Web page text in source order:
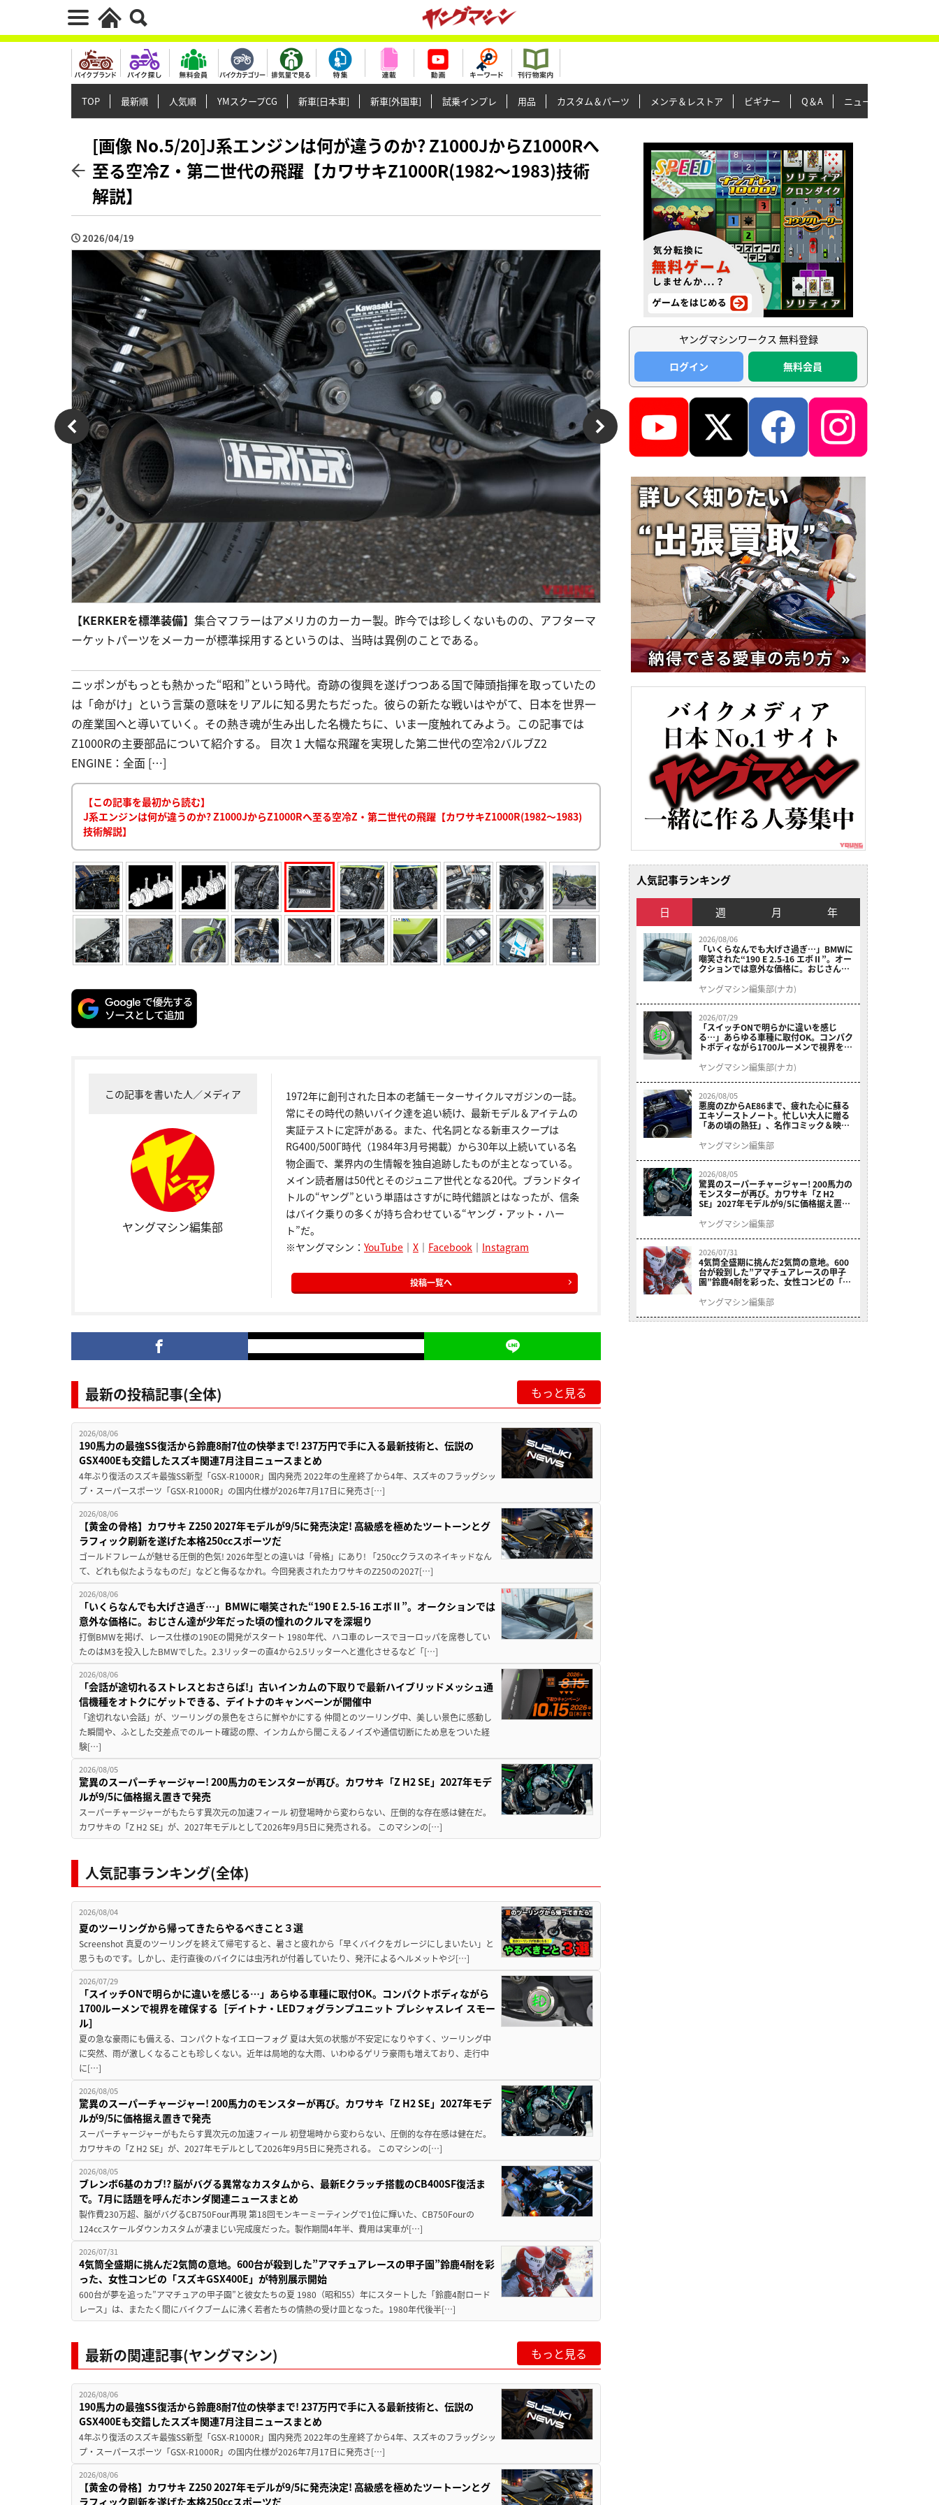
TOP 最新順 人気順 YMスクープCG 新車[日本車] 新車[外国車] 試乗インプレ 用品 カスタム＆パーツ メンテ＆レストア ビギナー Q＆A ニュース＆トピックス
[画像 No.5/20]J系エンジンは何が違うのか? Z1000JからZ1000Rへ
至る空冷Z・第二世代の飛躍【カワサキZ1000R(1982～1983)技術
解説】
2026/04/19
【KERKERを標準装備】 集合マフラーはアメリカのカーカー製。昨今では珍しくないものの、アフターマ
ーケットパーツをメーカーが標準採用するというのは、当時は異例のことである。
ニッポンがもっとも熱かった“昭和”という時代。奇跡の復興を遂げつつある国で陣頭指揮を取っていたの
は「命がけ」という言葉の意味をリアルに知る男たちだった。彼らの新たな戦いはやがて、日本を世界一
の産業国へと導いていく。その熱き魂が生み出した名機たちに、いま一度触れてみよう。この記事では
Z1000Rの主要部品について紹介する。 目次 1 大幅な飛躍を実現した第二世代の空冷2バルブZ2
ENGINE：全面 […]
【この記事を最初から読む】
J系エンジンは何が違うのか? Z1000JからZ1000Rへ至る空冷Z・第二世代の飛躍【カワサキZ1000R(1982～1983)
技術解説】
この記事を書いた人／メディア
ヤングマシン編集部
1972年に創刊された日本の老舗モーターサイクルマガジンの一誌。
常にその時代の熱いバイク達を追い続け、最新モデル＆アイテムの
実証テストに定評がある。また、代名詞となる新車スクープは
RG400/500Γ時代（1984年3月号掲載）から30年以上続いている名
物企画で、業界内の生情報を独自追跡したものが主となっている。
メイン読者層は50代とそのジュニア世代となる20代。ブランドタイ
トルの“ヤング”という単語はさすがに時代錯誤とはなったが、信条
はバイク乗りの多くが持ち合わせている“ヤング・アット・ハー
ト”だ。
※ヤングマシン： YouTube｜ X｜ Facebook｜ Instagram
投稿一覧へ
最新の投稿記事(全体) もっと見る
2026/08/06
190馬力の最強SS復活から鈴鹿8耐7位の快挙まで! 237万円で手に入る最新技術と、伝説の
GSX400Eも交錯したスズキ関連7月注目ニュースまとめ
4年ぶり復活のスズキ最強SS新型「GSX-R1000R」国内発売 2022年の生産終了から4年、スズキのフラッグシッ
プ・スーパースポーツ「GSX-R1000R」の国内仕様が2026年7月17日に発売さ[…]
2026/08/06
【黄金の骨格】カワサキ Z250 2027年モデルが9/5に発売決定! 高級感を極めたツートーンとグ
ラフィック刷新を遂げた本格250ccスポーツだ
ゴールドフレームが魅せる圧倒的色気! 2026年型との違いは「骨格」にあり! 「250ccクラスのネイキッドなん
て、どれも似たようなものだ」などと侮るなかれ。今回発表されたカワサキのZ250の2027[…]
2026/08/06
「いくらなんでも大げさ過ぎ…」BMWに嘲笑された“190 E 2.5-16 エボⅡ”。オークションでは
意外な価格に。おじさん達が少年だった頃の憧れのクルマを深堀り
打倒BMWを掲げ、レース仕様の190Eの開発がスタート 1980年代、ハコ車のレースでヨーロッパを席巻してい
たのはM3を投入したBMWでした。2.3リッターの直4から2.5リッターへと進化させるなど「[…]
2026/08/06
「会話が途切れるストレスとおさらば!」古いインカムの下取りで最新ハイブリッドメッシュ通
信機種をオトクにゲットできる、デイトナのキャンペーンが開催中
「途切れない会話」が、ツーリングの景色をさらに鮮やかにする 仲間とのツーリング中、美しい景色に感動し
た瞬間や、ふとした交差点でのルート確認の際、インカムから聞こえるノイズや通信切断にため息をついた経
験[…]
2026/08/05
驚異のスーパーチャージャー! 200馬力のモンスターが再び。カワサキ「Z H2 SE」2027年モデ
ルが9/5に価格据え置きで発売
スーパーチャージャーがもたらす異次元の加速フィール 初登場時から変わらない、圧倒的な存在感は健在だ。
カワサキの「Z H2 SE」が、2027年モデルとして2026年9月5日に発売される。 このマシンの[…]
人気記事ランキング(全体)
2026/08/04
夏のツーリングから帰ってきたらやるべきこと３選
Screenshot 真夏のツーリングを終えて帰宅すると、暑さと疲れから「早くバイクをガレージにしまいたい」と
思うものです。しかし、走行直後のバイクには虫汚れが付着していたり、発汗によるヘルメットやジ[…]
2026/07/29
「スイッチONで明らかに違いを感じる…」あらゆる車種に取付OK。コンパクトボディながら
1700ルーメンで視界を確保する［デイトナ・LEDフォグランプユニット プレシャスレイ スモー
ル］
夏の急な豪雨にも備える、コンパクトなイエローフォグ 夏は大気の状態が不安定になりやすく、ツーリング中
に突然、雨が激しくなることも珍しくない。近年は局地的な大雨、いわゆるゲリラ豪雨も増えており、走行中
に[…]
2026/08/05
驚異のスーパーチャージャー! 200馬力のモンスターが再び。カワサキ「Z H2 SE」2027年モデ
ルが9/5に価格据え置きで発売
スーパーチャージャーがもたらす異次元の加速フィール 初登場時から変わらない、圧倒的な存在感は健在だ。
カワサキの「Z H2 SE」が、2027年モデルとして2026年9月5日に発売される。 このマシンの[…]
2026/08/05
ブレンボ6基のカブ!? 脳がバグる異常なカスタムから、最新Eクラッチ搭載のCB400SF復活ま
で。7月に話題を呼んだホンダ関連ニュースまとめ
製作費230万超、脳がバグるCB750Four再現 第18回モンキーミーティングで1位に輝いた、CB750Fourの
124ccスケールダウンカスタムが凄まじい完成度だった。製作期間4年半、費用は実車が[…]
2026/07/31
4気筒全盛期に挑んだ2気筒の意地。600台が殺到した”アマチュアレースの甲子園”鈴鹿4耐を彩
った、女性コンビの「スズキGSX400E」が特別展示開始
600台が夢を追った”アマチュアの甲子園”と彼女たちの夏 1980（昭和55）年にスタートした「鈴鹿4耐ロード
レース」は、またたく間にバイクブームに沸く若者たちの情熱の受け皿となった。1980年代後半[…]
最新の関連記事(ヤングマシン) もっと見る
2026/08/06
190馬力の最強SS復活から鈴鹿8耐7位の快挙まで! 237万円で手に入る最新技術と、伝説の
GSX400Eも交錯したスズキ関連7月注目ニュースまとめ
4年ぶり復活のスズキ最強SS新型「GSX-R1000R」国内発売 2022年の生産終了から4年、スズキのフラッグシッ
プ・スーパースポーツ「GSX-R1000R」の国内仕様が2026年7月17日に発売さ[…]
2026/08/06
【黄金の骨格】カワサキ Z250 2027年モデルが9/5に発売決定! 高級感を極めたツートーンとグ
ラフィック刷新を遂げた本格250ccスポーツだ
ヤングマシンワークス 無料登録
ログイン
無料会員
人気記事ランキング
日 週 月 年
2026/08/06
「いくらなんでも大げさ過ぎ…」BMWに
嘲笑された“190 E 2.5-16 エボⅡ”。オー
クションでは意外な価格に。おじさん達
ヤングマシン編集部(ナカ)
2026/07/29
「スイッチONで明らかに違いを感じ
る…」あらゆる車種に取付OK。コンパク
トボディながら1700ルーメンで視界を確
ニット プレシャスレイ スモール］
ヤングマシン編集部(ナカ)
2026/08/05
悪魔のZからAE86まで、疲れた心に蘇る
エキゾーストノート。忙しい大人に贈る
「あの頃の熱狂」、名作コミック＆映画
結！
ヤングマシン編集部
2026/08/05
驚異のスーパーチャージャー! 200馬力の
モンスターが再び。カワサキ「Z H2
SE」2027年モデルが9/5に価格据え置き
ヤングマシン編集部
2026/07/31
4気筒全盛期に挑んだ2気筒の意地。600
台が殺到した”アマチュアレースの甲子
園”鈴鹿4耐を彩った、女性コンビの「ス
ヤングマシン編集部